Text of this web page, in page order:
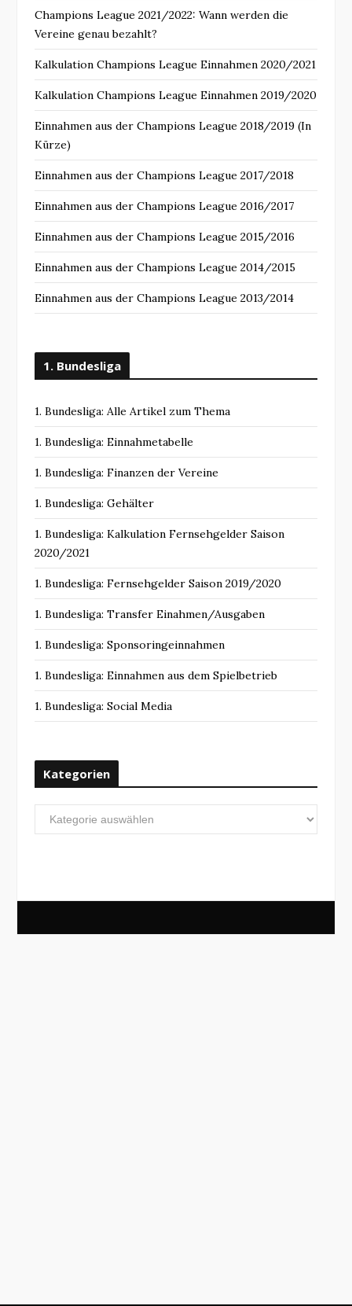
Champions League 2021/2022: Wann werden die
Vereine genau bezahlt?
Kalkulation Champions League Einnahmen 2020/2021
Kalkulation Champions League Einnahmen 2019/2020
Einnahmen aus der Champions League 2018/2019 (In
Kürze)
Einnahmen aus der Champions League 2017/2018
Einnahmen aus der Champions League 2016/2017
Einnahmen aus der Champions League 2015/2016
Einnahmen aus der Champions League 2014/2015
Einnahmen aus der Champions League 2013/2014
1. Bundesliga
1. Bundesliga: Alle Artikel zum Thema
1. Bundesliga: Einnahmetabelle
1. Bundesliga: Finanzen der Vereine
1. Bundesliga: Gehälter
1. Bundesliga: Kalkulation Fernsehgelder Saison
2020/2021
1. Bundesliga: Fernsehgelder Saison 2019/2020
1. Bundesliga: Transfer Einahmen/Ausgaben
1. Bundesliga: Sponsoringeinnahmen
1. Bundesliga: Einnahmen aus dem Spielbetrieb
1. Bundesliga: Social Media
Kategorien
Kategorien